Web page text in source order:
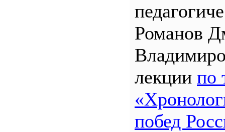
Романов
лекции по
побед